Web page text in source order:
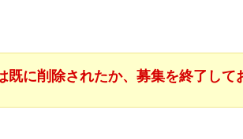
既に削除されたか、募集を終了して